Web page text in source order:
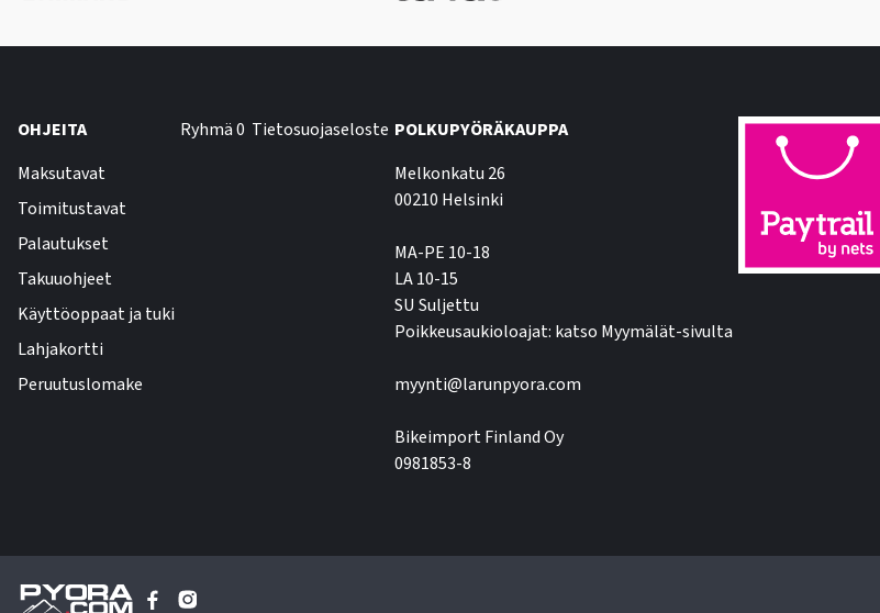
OHJEITA
Maksutavat
Toimitustavat
Palautukset
Takuuohjeet
Käyttöoppaat ja tuki
Lahjakortti
Peruutuslomake
Ryhmä 0 Tietosuojaseloste POLKUPYÖRÄKAUPPA
Melkonkatu 26
00210 Helsinki
MA-PE 10-18
LA 10-15
SU Suljettu
Poikkeusaukioloajat: katso Myymälät-sivulta
myynti@larunpyora.com
Bikeimport Finland Oy
0981853-8